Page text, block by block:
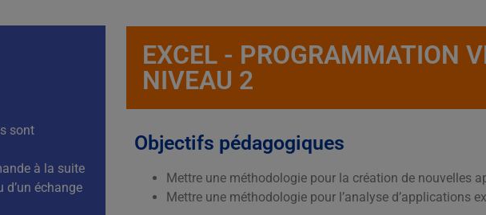
sont
à la suite
d’un échange
EXCEL - PROGRAMMATION
NIVEAU 2
Objectifs pédagogiques
Mettre une méthodologie pour la création de nouvelles
Mettre une méthodologie pour l’analyse d’applications